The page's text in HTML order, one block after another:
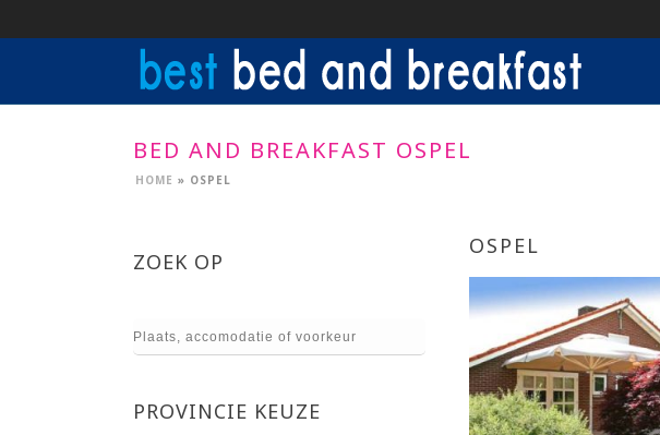
BED AND BREAKFAST OSPEL
HOME » OSPEL
OSPEL
ZOEK OP
PROVINCIE KEUZE